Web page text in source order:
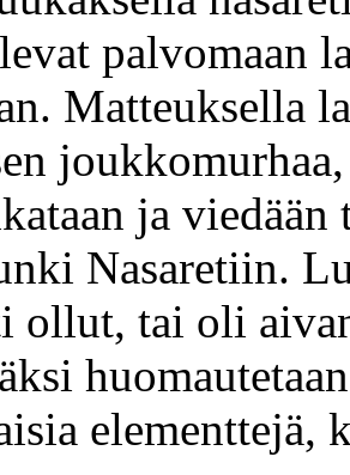
palvomaan
Matteuksella
ja
Nasaretiin.
ollut, tai oli
elementtejä,